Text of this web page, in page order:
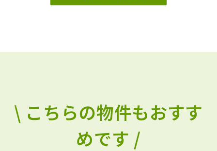
\ こちらの物件もおすす
めです /